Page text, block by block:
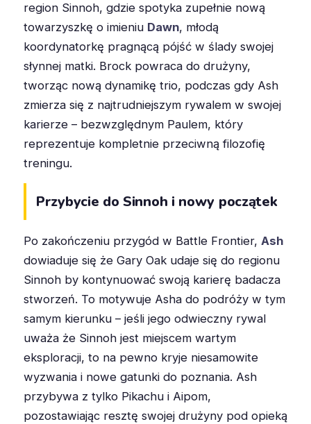
region Sinnoh, gdzie spotyka zupełnie nową
towarzyszkę o imieniu Dawn, młodą
koordynatorkę pragnącą pójść w ślady swojej
słynnej matki. Brock powraca do drużyny,
tworząc nową dynamikę trio, podczas gdy Ash
zmierza się z najtrudniejszym rywalem w swojej
karierze – bezwzględnym Paulem, który
reprezentuje kompletnie przeciwną filozofię
treningu.
Przybycie do Sinnoh i nowy początek
Po zakończeniu przygód w Battle Frontier, Ash
dowiaduje się że Gary Oak udaje się do regionu
Sinnoh by kontynuować swoją karierę badacza
stworzeń. To motywuje Asha do podróży w tym
samym kierunku – jeśli jego odwieczny rywal
uważa że Sinnoh jest miejscem wartym
eksploracji, to na pewno kryje niesamowite
wyzwania i nowe gatunki do poznania. Ash
przybywa z tylko Pikachu i Aipom,
pozostawiając resztę swojej drużyny pod opieką